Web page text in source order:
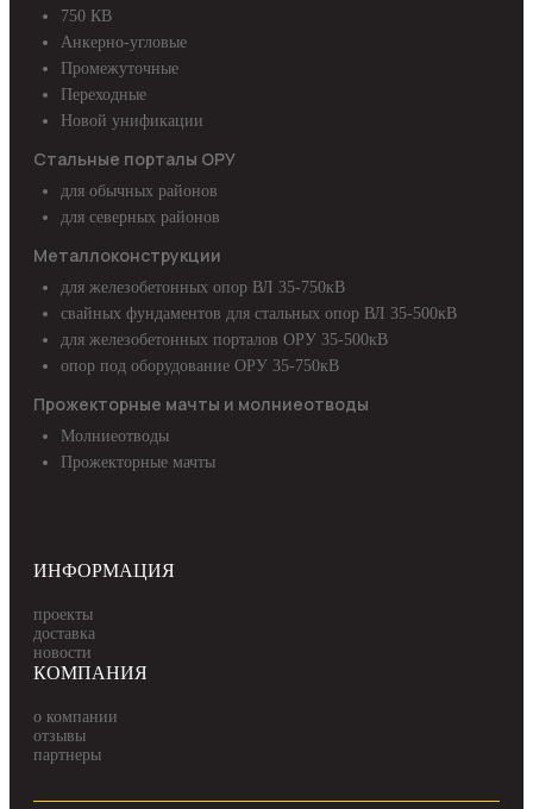
750 КВ
Анкерно-угловые
Промежуточные
Переходные
Новой унификации
Стальные порталы ОРУ
для обычных районов
для северных районов
Прожекторные мачты и молниеотводы
Молниеотводы
Прожекторные мачты
Металлоконструкции
для железобетонных опор ВЛ 35-750кВ
свайных фундаментов для стальных опор ВЛ 35-500кВ
для железобетонных порталов ОРУ 35-500кВ
опор под оборудование ОРУ 35-750кВ
ИНФОРМАЦИЯ
проекты
доставка
новости
КОМПАНИЯ
о компании
отзывы
партнеры